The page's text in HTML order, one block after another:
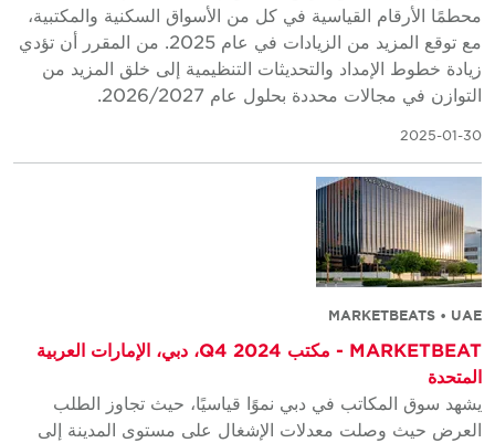
محطمًا الأرقام القياسية في كل من الأسواق السكنية والمكتبية،
مع توقع المزيد من الزيادات في عام 2025. من المقرر أن تؤدي
زيادة خطوط الإمداد والتحديثات التنظيمية إلى خلق المزيد من
التوازن في مجالات محددة بحلول عام 2026/2027.
2025-01-30
MARKETBEATS • UAE
MARKETBEAT - مكتب Q4 2024، دبي، الإمارات العربية
المتحدة
يشهد سوق المكاتب في دبي نموًا قياسيًا، حيث تجاوز الطلب
العرض حيث وصلت معدلات الإشغال على مستوى المدينة إلى